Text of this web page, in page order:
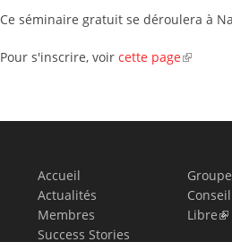
Ce séminaire gratuit se déroulera à
Pour s'inscrire, voir cette page
Accueil
Actualités
Membres
Success Stories
Libre